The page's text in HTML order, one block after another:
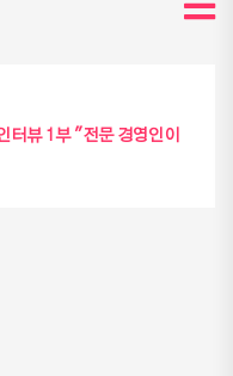
터뷰 1부 "전문 경영인이